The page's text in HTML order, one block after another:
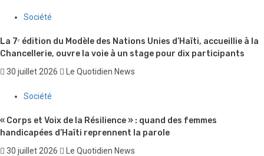
Société
La 7ᵉ édition du Modèle des Nations Unies d’Haïti, accueillie à la
Chancellerie, ouvre la voie à un stage pour dix participants
30 juillet 2026 Le Quotidien News
Société
« Corps et Voix de la Résilience » : quand des femmes
handicapées d’Haïti reprennent la parole
30 juillet 2026
Le Quotidien News